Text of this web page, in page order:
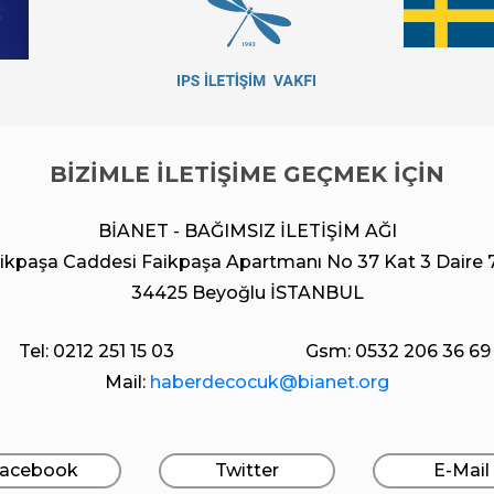
BİZİMLE İLETİŞİME GEÇMEK İÇİN
BİANET - BAĞIMSIZ İLETİŞİM AĞI
Caddesi Faikpaşa Apartmanı No 37 Kat 3 Daire
34425 Beyoğlu İSTANBUL
Tel: 0212 251 15 03
Gsm: 0532 206 36 69
Mail: haberdecocuk@bianet.org
Twitter E-Mail